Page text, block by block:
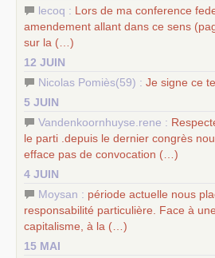
lecoq : Lors de ma conference
amendement allant dans ce sens
sur la (…)
12 JUIN
Nicolas Pomiès(59) : Je signe ce
5 JUIN
Vandenkoornhuyse.rene :
le parti .depuis le dernier congrès
efface pas de convocation (…)
4 JUIN
Moysan : période actuelle nous
responsabilité particulière. Face à
capitalisme, à la (…)
15 MAI